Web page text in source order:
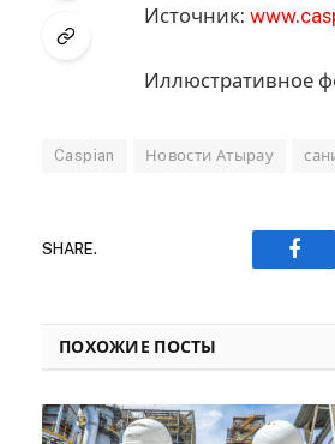
Источник:
Иллюстративное
Caspian Новости Атырау
SHARE.
ПОХОЖИЕ ПОСТЫ